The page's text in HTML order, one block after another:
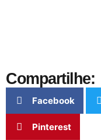
Compartilhe:
Facebook
Pinterest